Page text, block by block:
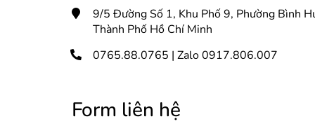
9/5 Đường Số 1, Khu Phố 9, Phường Bình
Thành Phố Hồ Chí Minh
0765.88.0765 | Zalo 0917.806.007
Form liên hệ